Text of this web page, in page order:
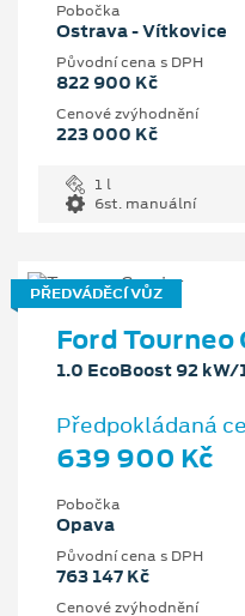
Pobočka
Ostrava - Vítkovice
Původní cena s DPH
822 900 Kč
Cenové zvýhodnění
223 000 Kč
1 l
6st. manuální
PŘEDVÁDĚCÍ VŮZ
Ford
1.0 EcoBoost 92
Předpokládaná
639 900 Kč
Pobočka
Opava
Původní cena s DPH
763 147 Kč
Cenové zvýhodnění